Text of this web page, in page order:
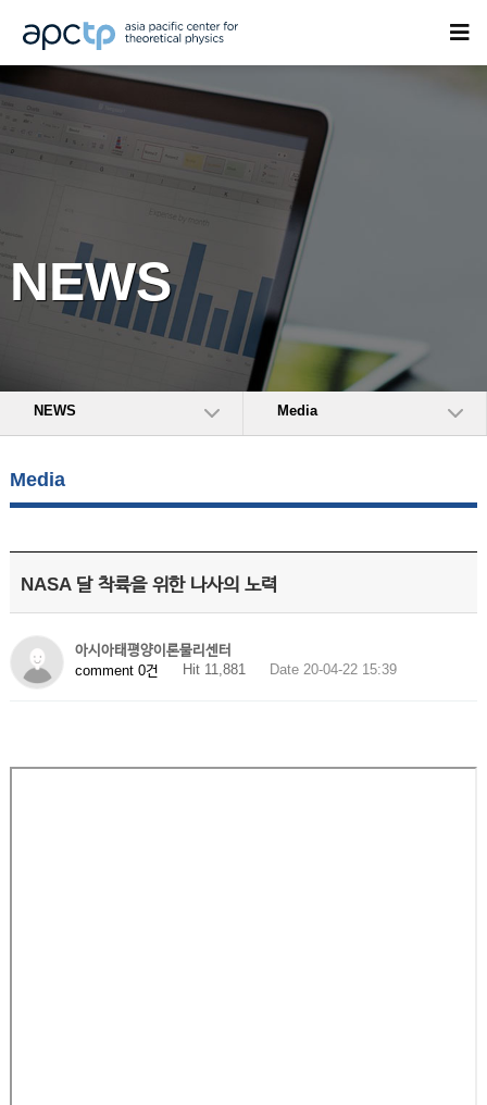
NEWS
NEWS Media
Media
NASA 달 착륙을 위한 나사의 노력
아시아태평양이론물리센터
comment 0건
Hit 11,881 Date 20-04-22 15:39